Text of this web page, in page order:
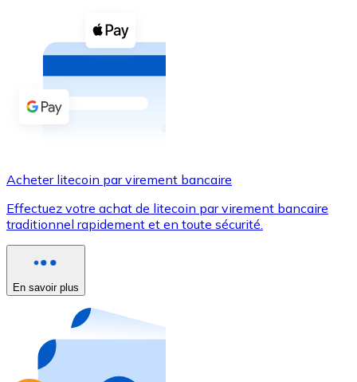
Coupons crypto
Achetez des cryptomonnaies en espèces et d'autres
Acheter avec espèces
Virement SEPA
Utilisez les cartes Visa et Mastercard pour acheter
Acheter avec carte
Nouveau
Achetez des cartes-cadeaux de vos marques
Aller à la boutique de cartes-cadeaux
Acheter litecoin par virement bancaire
Effectuez votre achat de litecoin par virement bancaire
traditionnel rapidement et en toute sécurité.
En savoir plus